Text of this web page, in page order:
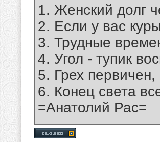
1. Женский долг
2. Если у вас
3. Трудные
4. Угол - тупик
5. Грех
6. Конец света
=Анатолий Рас=